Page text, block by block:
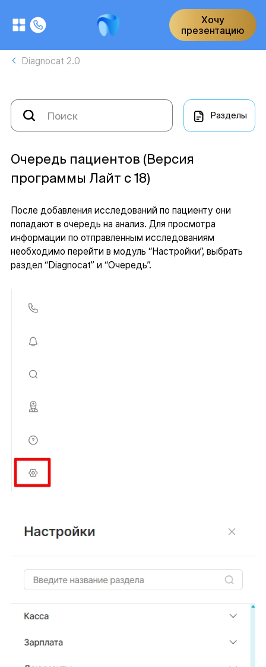
Хочу
презентацию
Diagnocat 2.0
Разделы
Очередь пациентов (Версия
программы Лайт с 18)
После добавления исследований по пациенту они
попадают в очередь на анализ. Для просмотра
информации по отправленным исследованиям
необходимо перейти в модуль “Настройки”, выбрать
раздел “Diagnocat” и “Очередь”.